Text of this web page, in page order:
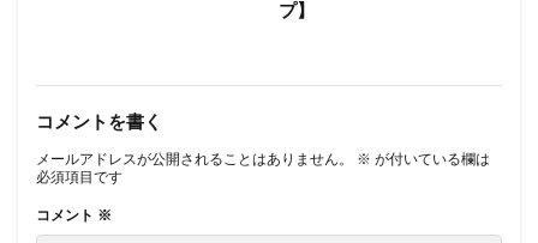
プ】
コメントを書く
メールアドレスが公開されることはありません。 ※ が付いている欄は
必須項目です
コメント ※